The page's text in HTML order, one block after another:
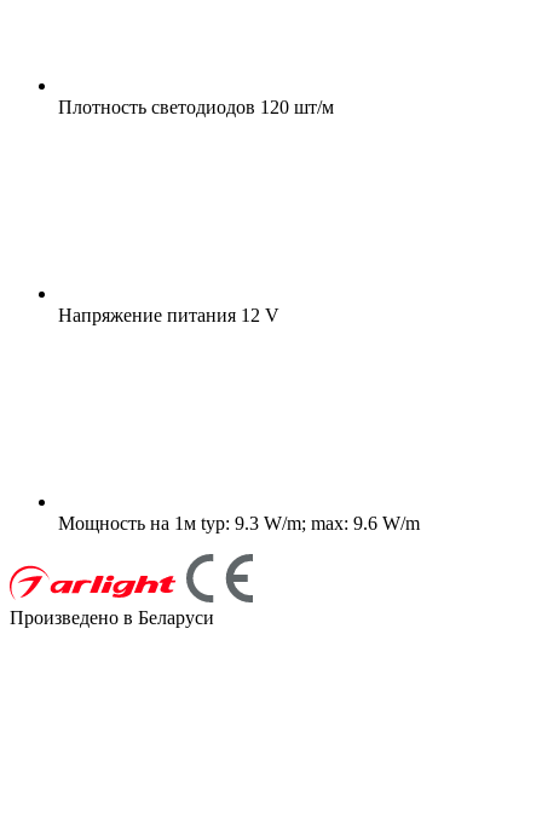
Плотность светодиодов 120 шт/м
Напряжение питания 12 V
Мощность на 1м typ: 9.3 W/m; max: 9.6 W/m
Произведено в Беларуси